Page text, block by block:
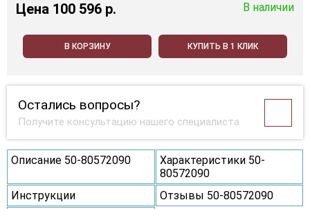
Цена 100 596 p. В наличии
В КОРЗИНУ КУПИТЬ В 1 КЛИК
Остались вопросы?
Получите консультацию нашего специалиста
Описание 50-80572090
Характеристики 50-
80572090
Инструкции
Отзывы 50-80572090